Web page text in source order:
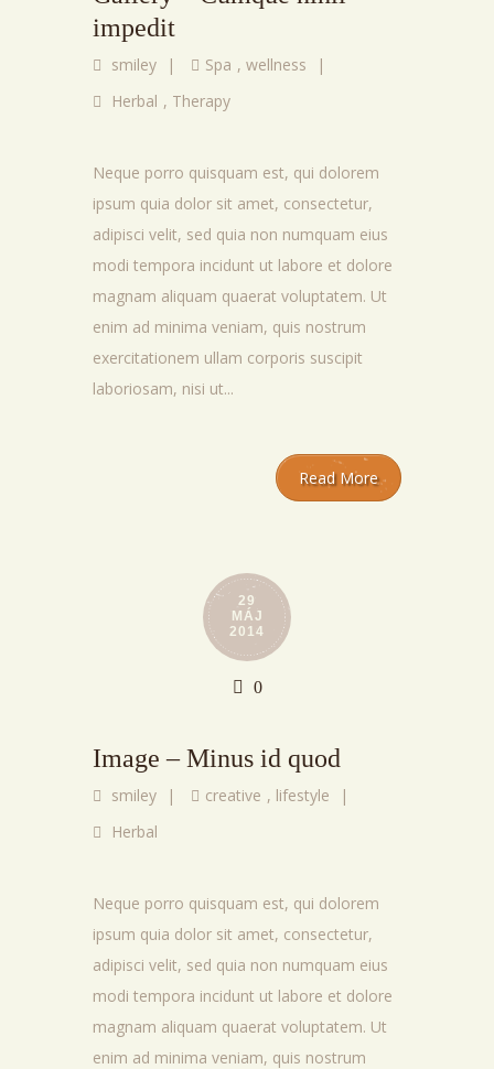
impedit
smiley | Spa , wellness
|
Herbal , Therapy
Neque porro quisquam est, qui dolorem
ipsum quia dolor sit amet, consectetur,
adipisci velit, sed quia non numquam eius
modi tempora incidunt ut labore et dolore
magnam aliquam quaerat voluptatem. Ut
enim ad minima veniam, quis nostrum
exercitationem ullam corporis suscipit
laboriosam, nisi ut...
Read More
29
MÁJ
2014
0
Image – Minus id quod
smiley | creative , lifestyle
|
Herbal
Neque porro quisquam est, qui dolorem
ipsum quia dolor sit amet, consectetur,
adipisci velit, sed quia non numquam eius
modi tempora incidunt ut labore et dolore
magnam aliquam quaerat voluptatem. Ut
enim ad minima veniam, quis nostrum